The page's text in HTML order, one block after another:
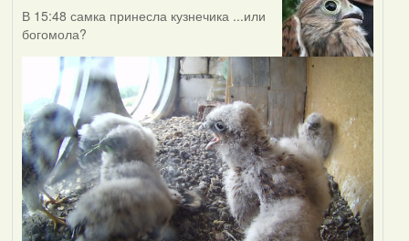
В 15:48 самка принесла кузнечика ...или
богомола?